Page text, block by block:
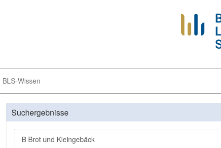
BLS-Wissen
Suchergebnisse
B Brot und Kleingebäck